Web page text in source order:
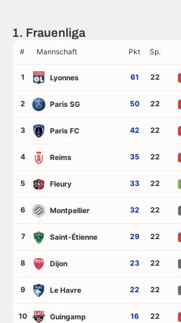
1. Frauenliga
# Mannschaft Pkt Sp.
1 Lyonnes 61 22
2 Paris SG 50 22
3 Paris FC 42 22
4 Reims 35 22
5 Fleury 33 22
6 Montpellier 32 22
7 Saint-Étienne 29 22
8 Dijon 23 22
9 Le Havre 22 22
10 Guingamp 16 22